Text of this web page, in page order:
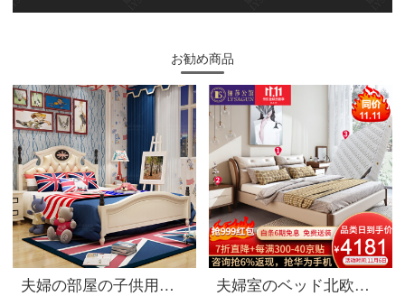
お勧め商品
夫婦の部屋の子供用ベッド洋式インロンベッド男女シングルベッド青少年学生用ベッド家具8305スペアリブベッド1500*2000
夫婦室のベッド北欧ベッドの実木ダブルベッド1.8メートルシンプルルームの皮芸姫の結婚ベッドセットの家具のベッド+マットレス+マットレス*1 1800*2000